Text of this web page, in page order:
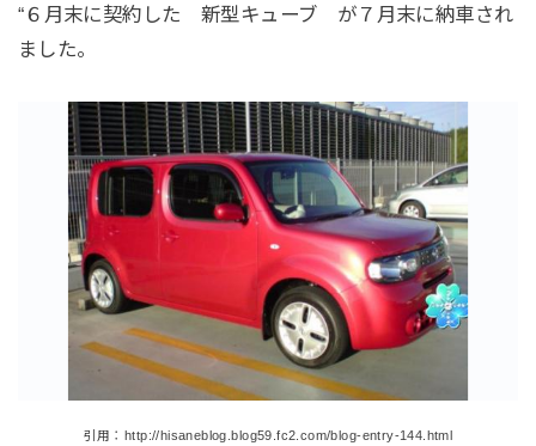
“６月末に契約した 新型キューブ
が７月末に納車され
ました。
引用：http://hisaneblog.blog59.fc2.com/blog-entry-144.html